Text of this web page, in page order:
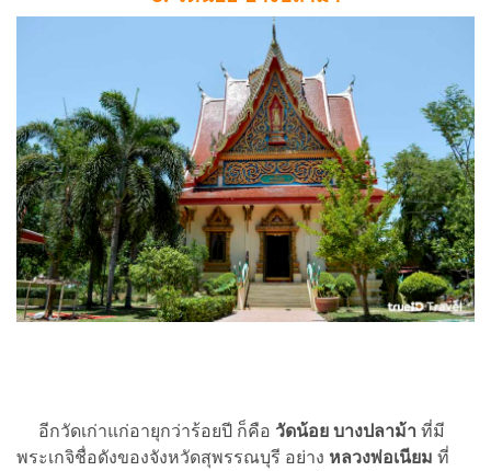
อีกวัดเก่าแก่อายุกว่าร้อยปี ก็คือ วัดน้อย บางปลาม้า ที่มี
พระเกจิชื่อดังของจังหวัดสุพรรณบุรี อย่าง หลวงพ่อเนียม ที่